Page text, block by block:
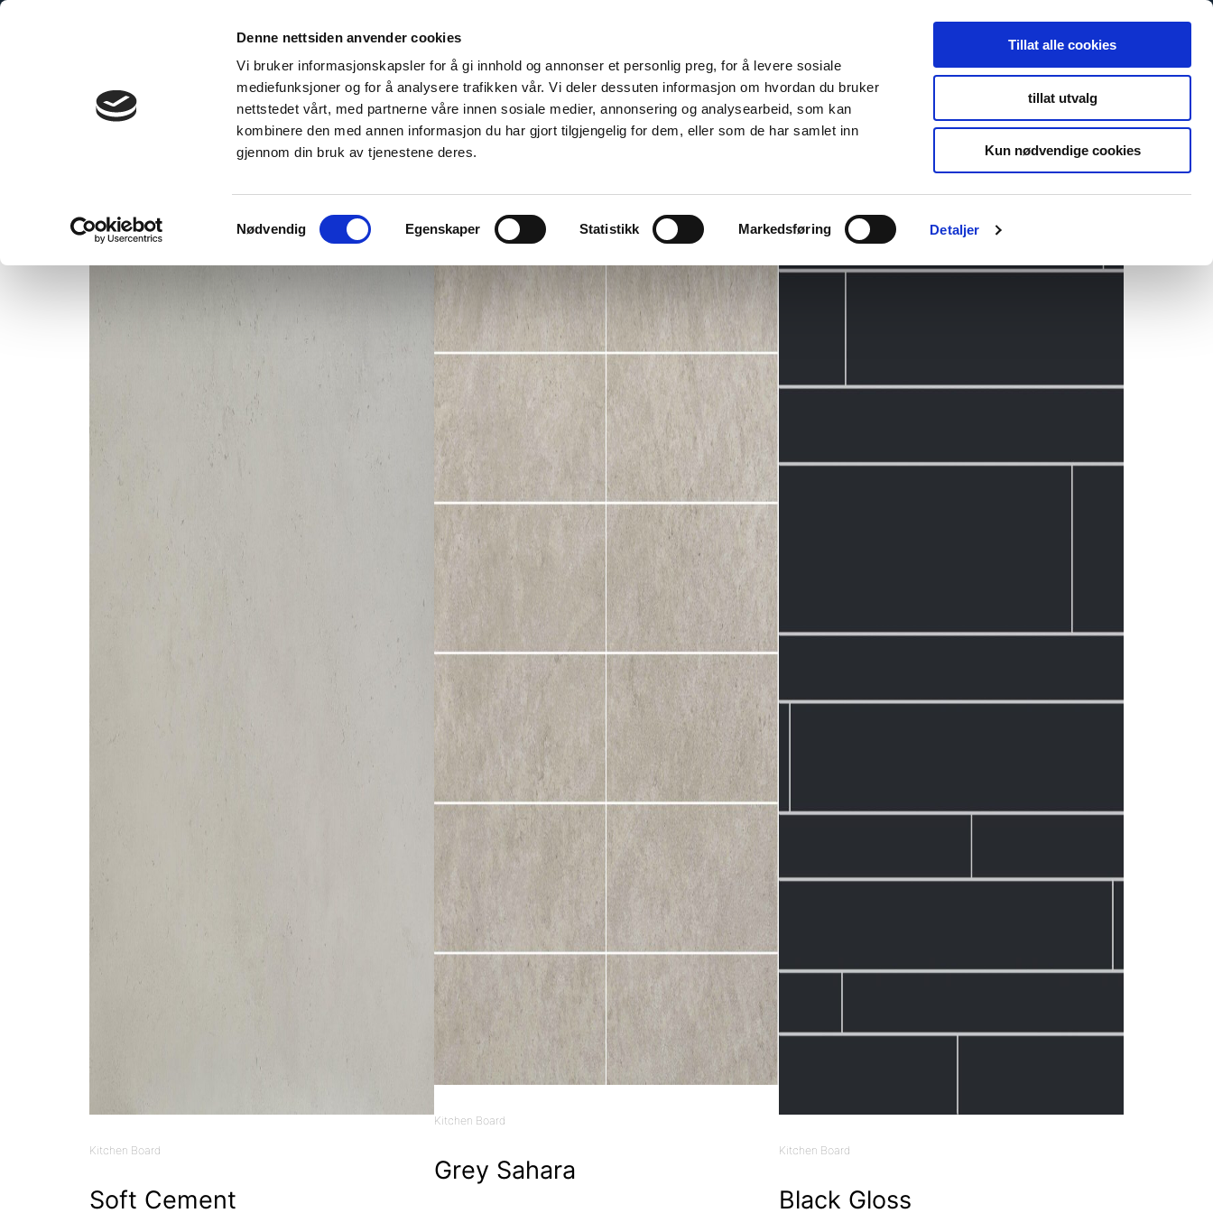
Denne nettsiden anvender cookies
Vi bruker informasjonskapsler for å gi innhold og annonser et personlig preg, for å levere sosiale
mediefunksjoner og for å analysere trafikken vår. Vi deler dessuten informasjon om hvordan du bruker
nettstedet vårt, med partnerne våre innen sosiale medier, annonsering og analysearbeid, som kan
kombinere den med annen informasjon du har gjort tilgjengelig for dem, eller som de har samlet inn
gjennom din bruk av tjenestene deres.
Samtykkevalg
Nødvendig Egenskaper Statistikk Markedsføring Detaljer
Tillat alle cookies
tillat utvalg
Kun nødvendige cookies
Skip
Kitchen Board
Soft Cement
Kitchen Board
Grey Sahara
Kitchen Board
Black Gloss